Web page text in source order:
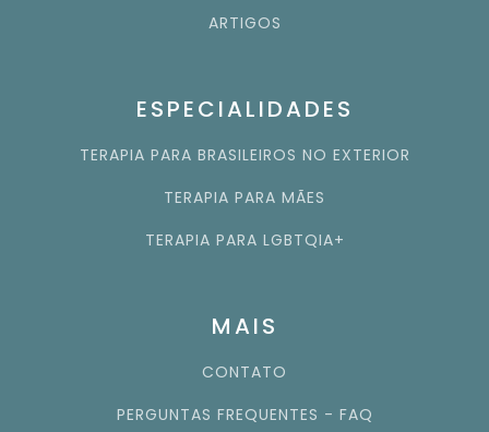
ARTIGOS
ESPECIALIDADES
TERAPIA PARA BRASILEIROS NO EXTERIOR
TERAPIA PARA MÃES
TERAPIA PARA LGBTQIA+
MAIS
CONTATO
PERGUNTAS FREQUENTES - FAQ